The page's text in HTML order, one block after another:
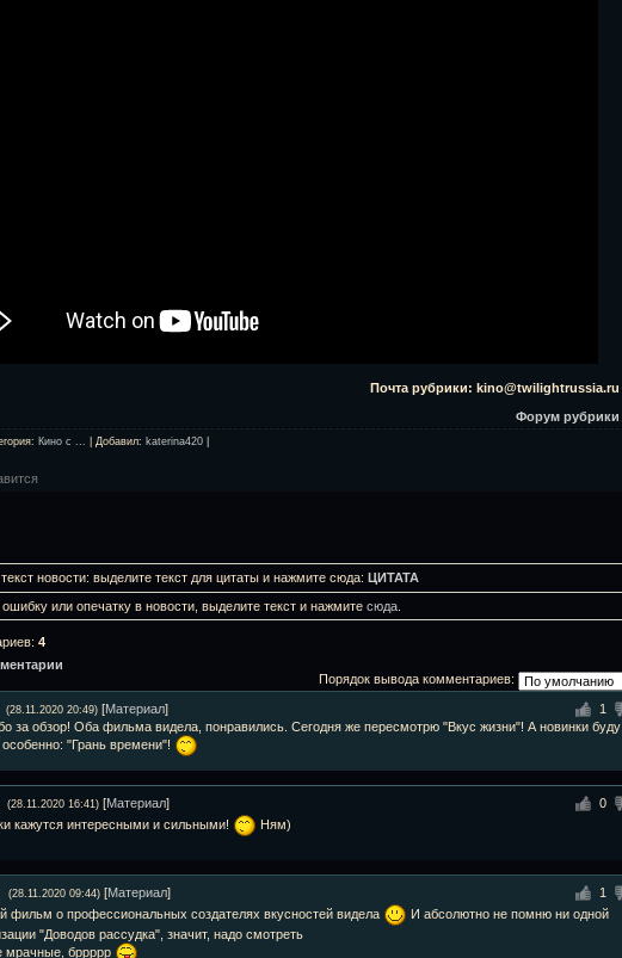
Почта рубрики: kino@twilightrussia.ru
Форум рубрики
: Кино с ... Добавил: katerina420
новости: выделите текст для цитаты и нажмите сюда: ЦИТАТА
или опечатку в новости, выделите текст и нажмите сюда
: 4
Порядок вывода комментариев:
1
(28.11.2020 20:49) [Материал]
за обзор! Оба фильма видела, понравились. Сегодня же пересмотрю "Вкус жизни"! А новинки буду
"Грань времени"!
0
(28.11.2020 16:41) [Материал]
кажутся интересными и сильными!
Ням)
1
(28.11.2020 09:44) [Материал]
фильм о профессиональных создателях вкусностей видела
И абсолютно не помню ни одной
"Доводов рассудка", значит, надо смотреть
мрачные, бррррр